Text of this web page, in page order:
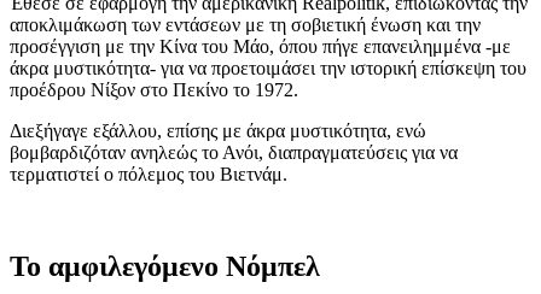
αποκλιμάκωση των εντάσεων με τη σοβιετική ένωση και την
προσέγγιση με την Κίνα του Μάο, όπου πήγε επανειλημμένα -με
άκρα μυστικότητα- για να προετοιμάσει την ιστορική επίσκεψη του
προέδρου Νίξον στο Πεκίνο το 1972.
Διεξήγαγε εξάλλου, επίσης με άκρα μυστικότητα, ενώ
βομβαρδιζόταν ανηλεώς το Ανόι, διαπραγματεύσεις για να
τερματιστεί ο πόλεμος του Βιετνάμ.
Το αμφιλεγόμενο Νόμπελ